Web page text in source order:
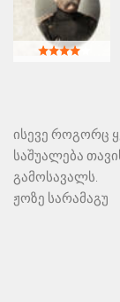
ისევე როგორც
საშუალება
გამოსავალს.
ჟოზე სარამაგუ